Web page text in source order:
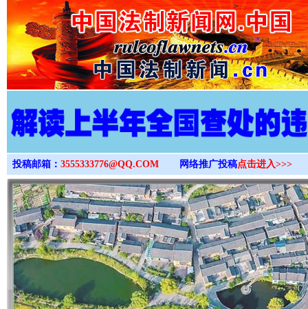
>
投稿邮箱： 3555333776@QQ.COM 网络推广投稿点击进入>>>